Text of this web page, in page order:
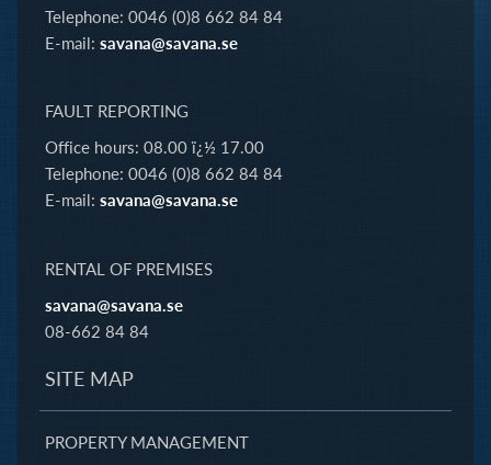
Telephone: 0046 (0)8 662 84 84
E-mail: savana@savana.se
FAULT REPORTING
Office hours: 08.00 ï¿½ 17.00
Telephone: 0046 (0)8 662 84 84
E-mail: savana@savana.se
RENTAL OF PREMISES
savana@savana.se
08-662 84 84
SITE MAP
PROPERTY MANAGEMENT